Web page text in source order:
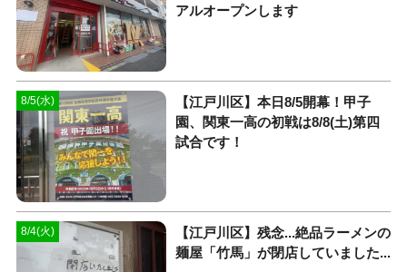
アルオープンします
8/5(水)
【江戸川区】本日8/5開幕！甲子
園、関東一高の初戦は8/8(土)第四
試合です！
8/4(火)
【江戸川区】残念...絶品ラーメンの
麺屋「竹馬」が閉店していました...